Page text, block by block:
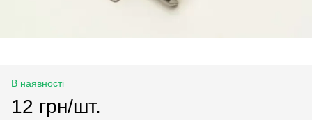
В наявності
12 грн/шт.